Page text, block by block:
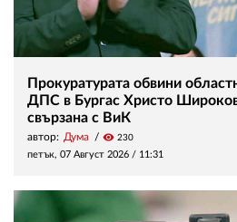
Прокуратурата обвини
ДПС в Бургас Христо
свързана с ВиК
автор: Дума visibility 230
петък, 07 Август 2026 / 11:31